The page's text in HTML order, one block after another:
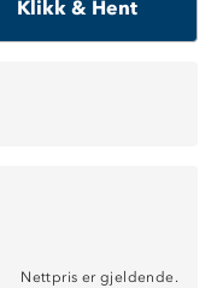
Klikk & Hent
Nettpris er gjeldende.